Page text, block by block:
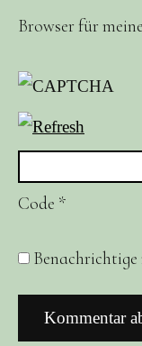
Browser für
Code *
Benachrichtige